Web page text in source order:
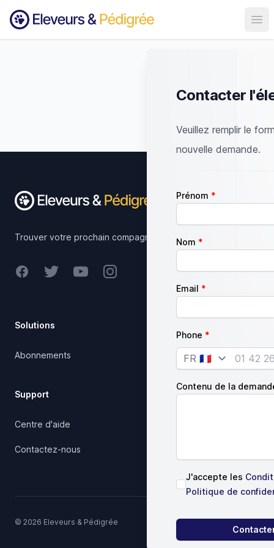
Contacter
Veuillez remplir le
nouvelle demande.
Prénom
Nom
Email
Phone
Country
Contenu de la
J'accepte les
Politique de
Trouver votre prochain compagnon.
FacebookTwitterYoutubeInstagram
Solutions
Abonnements
Support
Centre d'aide
Contactez-nous
Notre charte qualité
© 2026 Eleveurs & Pédigrée